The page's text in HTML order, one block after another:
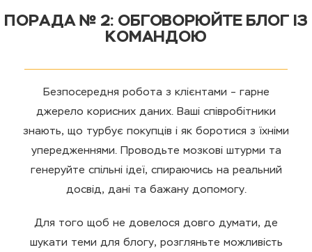
ПОРАДА № 2: ОБГОВОРЮЙТЕ БЛОГ ІЗ
КОМАНДОЮ
Безпосередня робота з клієнтами – гарне
джерело корисних даних. Ваші співробітники
знають, що турбує покупців і як боротися з їхніми
упередженнями. Проводьте мозкові штурми та
генеруйте спільні ідеї, спираючись на реальний
досвід, дані та бажану допомогу.
Для того щоб не довелося довго думати, де
шукати теми для блогу, розгляньте можливість